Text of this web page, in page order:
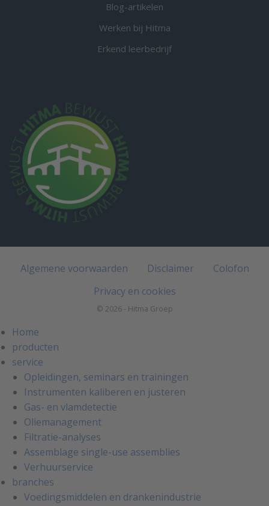
Blog-artikelen
Werken bij Hitma
Erkend leerbedrijf
Algemene voorwaarden Disclaimer
Colofon
Privacy en cookies
© 2026 - Hitma Groep
Home
producten
service
Opleidingen, seminars en trainingen
Instrumenten kaliberen en justeren
Gas- en vlamdetectie
Oliemanagement
Filtratie-analyses
Assemblage single-use assemblies
Verhuurservice
branches
Voedingsmiddelen en drankenindustrie